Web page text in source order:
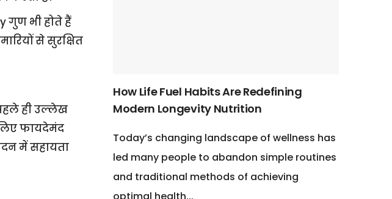
गुण भी होते हैं
से सुरक्षित
ही उल्लेख
फायदेमंद
में सहायता
How Life Fuel Habits Are Redefining
Modern Longevity Nutrition
Today’s changing landscape of wellness has
led many people to abandon simple routines
and traditional methods of achieving